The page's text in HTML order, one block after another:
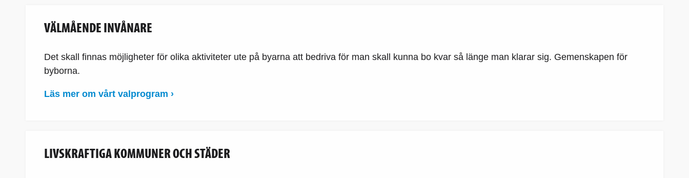
VÄLMÅENDE INVÅNARE
Det skall finnas möjligheter för olika aktiviteter ute på byarna att bedriva för man skall kunna bo kvar så länge man klarar sig. Gemenskapen för
byborna.
Läs mer om vårt valprogram ›
LIVSKRAFTIGA KOMMUNER OCH STÄDER